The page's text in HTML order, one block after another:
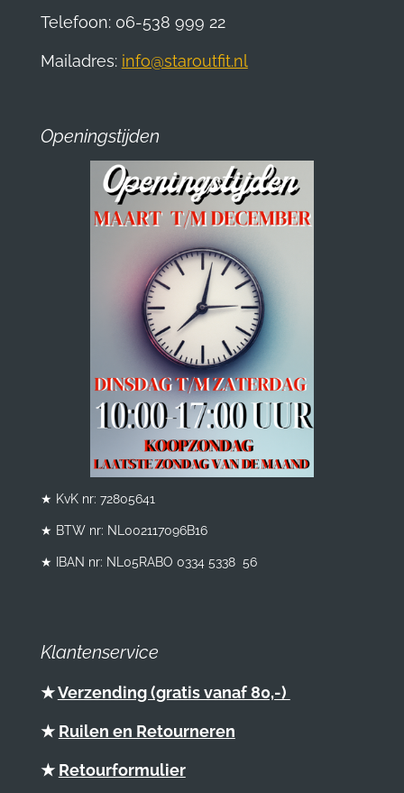
Telefoon: 06-538 999 22
Mailadres: info@staroutfit.nl
Openingstijden
★ KvK nr: 72805641
★ BTW nr: NL002117096B16
★ IBAN nr: NL05RABO 0334 5338 56
Klantenservice
★Verzending (gratis vanaf 80,-)
★ Ruilen en Retourneren
★ Retourformulier